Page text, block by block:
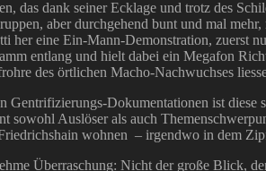
das dank seiner Ecklage und trotz des
aber durchgehend bunt und mal
her eine Ein-Mann-Demonstration, zuerst
entlang und hielt dabei ein Megafon
des örtlichen Macho-Nachwuchses
Gentrifizierungs-Dokumentationen ist
sowohl Auslöser als auch
wohnen – irgendwo in dem
Überraschung: Nicht der große Blick,